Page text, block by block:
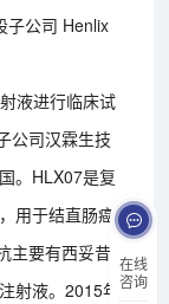
在线
咨询
子公司 Henlix
液进行临床试
公司汉霖生技
。HLX07是复
用于结直肠癌
主要有西妥昔
射液。2015年